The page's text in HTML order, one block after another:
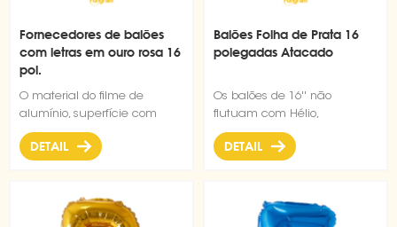
Fornecedores de balões
com letras em ouro rosa 16
pol.
O material do filme de
alumínio, superfície com
glutter metálico, 16 Polegada
Mylar Foil Alfabeto Letra A-Z
Casamento
DETAIL
Balões Folha de Prata 16
polegadas Atacado
Os balões de 16'' não
flutuam com Hélio,
fabricados em filme de
alumínio de alta qualidade,
e autovedante
DETAIL